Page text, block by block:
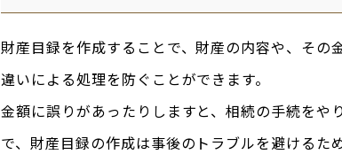
財産目録を作成することで、財産の内容や、その
違いによる処理を防ぐことができます。
金額に誤りがあったりしますと、相続の手続をや
で、財産目録の作成は事後のトラブルを避けるた